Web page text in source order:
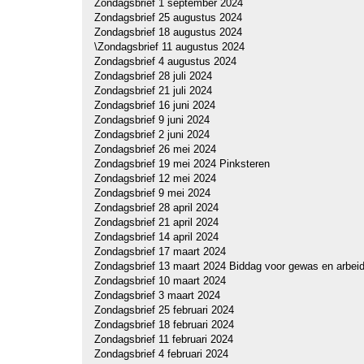
Zondagsbrief 1 september 2024
Zondagsbrief 25 augustus 2024
Zondagsbrief 18 augustus 2024
\Zondagsbrief 11 augustus 2024
Zondagsbrief 4 augustus 2024
Zondagsbrief 28 juli 2024
Zondagsbrief 21 juli 2024
Zondagsbrief 16 juni 2024
Zondagsbrief 9 juni 2024
Zondagsbrief 2 juni 2024
Zondagsbrief 26 mei 2024
Zondagsbrief 19 mei 2024 Pinksteren
Zondagsbrief 12 mei 2024
Zondagsbrief 9 mei 2024
Zondagsbrief 28 april 2024
Zondagsbrief 21 april 2024
Zondagsbrief 14 april 2024
Zondagsbrief 17 maart 2024
Zondagsbrief 13 maart 2024 Biddag voor gewas en arbeid
Zondagsbrief 10 maart 2024
Zondagsbrief 3 maart 2024
Zondagsbrief 25 februari 2024
Zondagsbrief 18 februari 2024
Zondagsbrief 11 februari 2024
Zondagsbrief 4 februari 2024